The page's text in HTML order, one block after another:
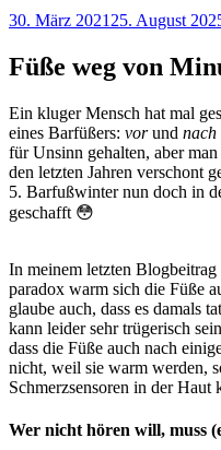
Veröffentlicht
30. März 2021 25. August
Füße weg von
Ein kluger Mensch hat mal
eines Barfüßers: vorund nach
für Unsinn gehalten, aber
den letzten Jahren verschont
5. Barfußwinter nun doch in
geschafft 😳
In meinem letzten
paradox warm sich die Füße
glaube auch, dass es damals
kann leider sehr trügerisch
dass die Füße auch nach
nicht, weil sie warm werden,
Schmerzsensoren in der
Wer nicht hören will, muss